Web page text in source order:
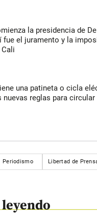
la presidencia de
fue el juramento y la
Cali
una patineta o cicla
nuevas reglas para
Periodismo Libertad de